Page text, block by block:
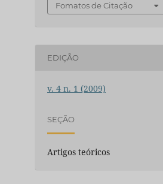
Fomatos de Citação
EDIÇÃO
v. 4 n. 1 (2009)
SEÇÃO
Artigos teóricos